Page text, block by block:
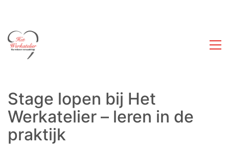
Stage lopen bij Het
Werkatelier – leren in de
praktijk